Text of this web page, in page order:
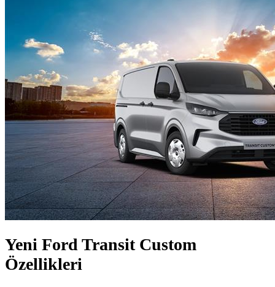
Sıkça Sorulan Sorular
İletişim
Basın Odası
YETKİLİ SATICILAR
İLETİŞİM
Yeni Ford Transit Custom
Özellikleri